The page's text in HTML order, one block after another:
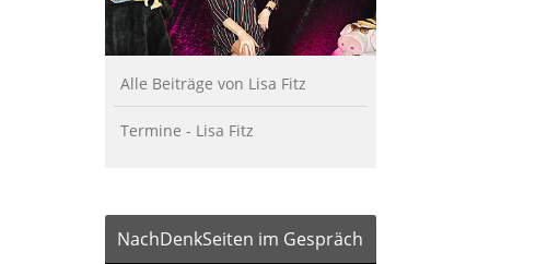
Alle Beiträge von Lisa Fitz
Termine - Lisa Fitz
NachDenkSeiten im Gespräch